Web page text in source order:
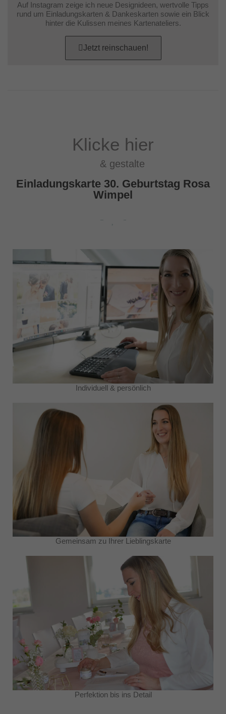
Auf Instagram zeige ich neue Designideen, wertvolle Tipps
rund um Einladungskarten & Dankeskarten sowie ein Blick
hinter die Kulissen meines Kartenateliers.
Jetzt reinschauen!
Klicke hier
& gestalte
Einladungskarte 30. Geburtstag Rosa
Wimpel
Individuell & persönlich
Gemeinsam zu Ihrer Lieblingskarte
Perfektion bis ins Detail